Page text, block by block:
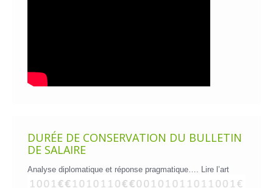
DURÉE DE CONSERVATION DU BULLETIN
DE SALAIRE
Analyse diplomatique et réponse pragmatique…. Lire l’art